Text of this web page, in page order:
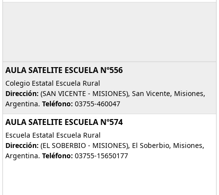
AULA SATELITE ESCUELA Nº556
Colegio Estatal Escuela Rural
Dirección: (SAN VICENTE - MISIONES), San Vicente, Misiones,
Argentina. Teléfono: 03755-460047
AULA SATELITE ESCUELA Nº574
Escuela Estatal Escuela Rural
Dirección: (EL SOBERBIO - MISIONES), El Soberbio, Misiones,
Argentina. Teléfono: 03755-15650177